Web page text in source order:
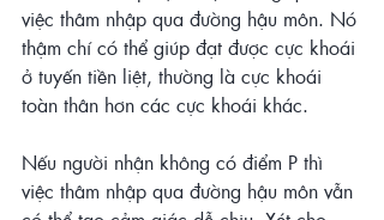
việc thâm nhập qua đường hậu môn. Nó
thậm chí có thể giúp đạt được cực khoái
ở tuyến tiền liệt, thường là cực khoái
toàn thân hơn các cực khoái khác.
Nếu người nhận không có điểm P thì
việc thâm nhập qua đường hậu môn vẫn